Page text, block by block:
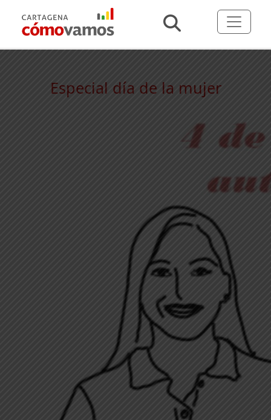
Especial día de la mujer